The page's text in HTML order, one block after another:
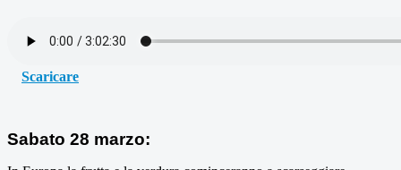
Scaricare
Sabato 28 marzo: